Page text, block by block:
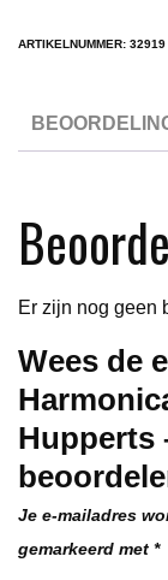
Schriebl
Hupperts
-
Lustige
aantal
ARTIKELNUMMER: 32919
Er zijn nog geen
Wees de
Hupperts
Je e-mailadres
gemarkeerd met *